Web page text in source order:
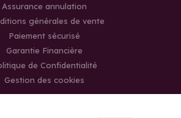
Assurance annulation
générales de vente
Paiement sécurisé
Garantie Financière
de Confidentialité
Gestion des cookies